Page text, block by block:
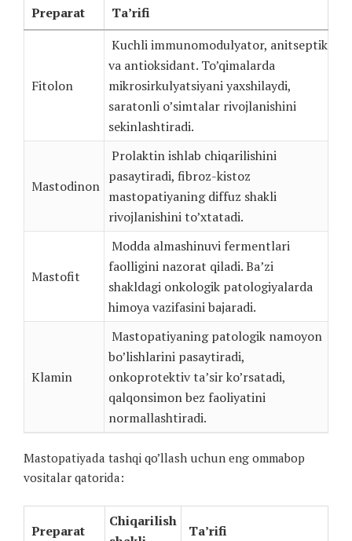
Preparat Ta’rifi
Fitolon
Kuchli immunomodulyator, anitseptik
va antioksidant. To’qimalarda
mikrosirkulyatsiyani yaxshilaydi,
saratonli o’simtalar rivojlanishini
sekinlashtiradi.
Mastodinon
Prolaktin ishlab chiqarilishini
pasaytiradi, fibroz-kistoz
mastopatiyaning diffuz shakli
rivojlanishini to’xtatadi.
Mastofit
Modda almashinuvi fermentlari
faolligini nazorat qiladi. Ba’zi
shakldagi onkologik patologiyalarda
himoya vazifasini bajaradi.
Klamin
Mastopatiyaning patologik namoyon
bo’lishlarini pasaytiradi,
onkoprotektiv ta’sir ko’rsatadi,
qalqonsimon bez faoliyatini
normallashtiradi.
Mastopatiyada tashqi qo’llash uchun eng ommabop
vositalar qatorida:
Preparat
Chiqarilish
Ta’rifi